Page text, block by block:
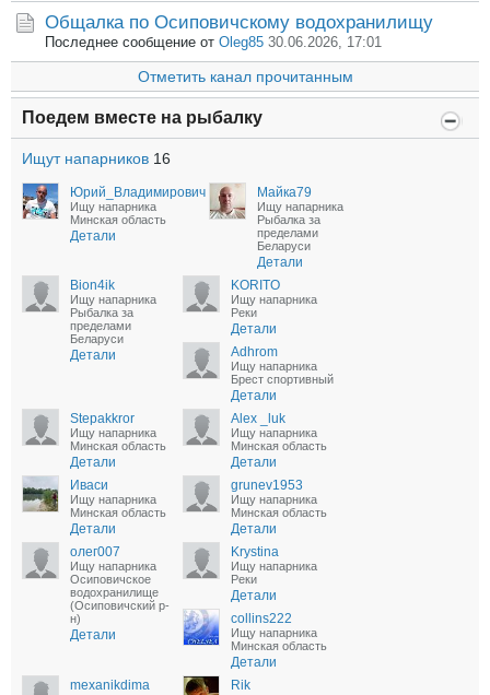
Общалка по Осиповичскому водохранилищу
Последнее сообщение от Oleg85 30.06.2026, 17:01
Отметить канал прочитанным
Поедем вместе на рыбалку
Ищут напарников 16
Юрий_Владимирович
Ищу напарника
Минская область
Детали
Майка79
Ищу напарника
Рыбалка за
пределами
Беларуси
Детали
Bion4ik
Ищу напарника
Рыбалка за
пределами
Беларуси
Детали
KORITO
Ищу напарника
Реки
Детали
Adhrom
Ищу напарника
Брест спортивный
Детали
Stepakkror
Ищу напарника
Минская область
Детали
Alex _luk
Ищу напарника
Минская область
Детали
Иваси
Ищу напарника
Минская область
Детали
grunev1953
Ищу напарника
Минская область
Детали
олег007
Ищу напарника
Осиповичское
водохранилище
(Осиповичский р-
н)
Детали
Krystina
Ищу напарника
Реки
Детали
collins222
Ищу напарника
Минская область
Детали
mexanikdima
Rik